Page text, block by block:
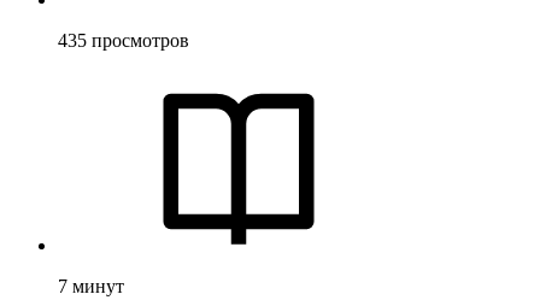
435 просмотров
7 минут